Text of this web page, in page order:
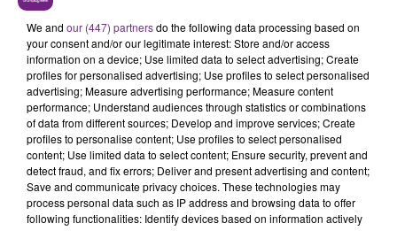
Écouter le podcast
La route du Tour dans la Marne sera largement
pavoisée.
50.000 drapeaux aux couleurs de l’épreuve et quelque
10.000 casquettes vont être distribués aux badauds.
Par ailleurs, des centaines de banderoles seront
déroulées, le long des routes marnaises.
We and our (447) partnersdo the following data processing based on
your consent and/or our legitimate interest: Store and/or access
information on a device; Use limited data to select advertising; Create
profiles for personalised advertising; Use profiles to select personalised
advertising; Measure advertising performance; Measure content
performance; Understand audiences through statistics or combinations
of data from different sources; Develop and improve services; Create
profiles to personalise content; Use profiles to select personalised
content; Use limited data to select content; Ensure security, prevent and
detect fraud, and fix errors; Deliver and present advertising and content;
Save and communicate privacy choices. These technologies may
process personal data such as IP address and browsing data to offer
following functionalities: Identify devices based on information actively